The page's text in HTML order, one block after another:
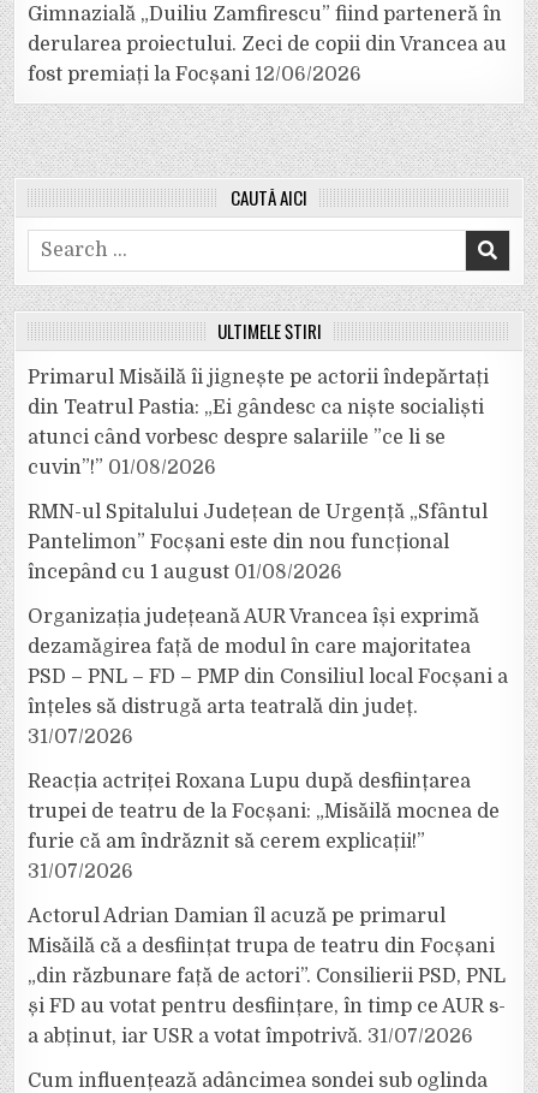
Gimnazială „Duiliu Zamfirescu” fiind parteneră în
derularea proiectului. Zeci de copii din Vrancea au
fost premiați la Focșani 12/06/2026
CAUTĂ AICI
Search
for:
ULTIMELE ȘTIRI
Primarul Misăilă îi jignește pe actorii îndepărtați
din Teatrul Pastia: „Ei gândesc ca niște socialiști
atunci când vorbesc despre salariile ”ce li se
cuvin”!” 01/08/2026
RMN-ul Spitalului Județean de Urgență „Sfântul
Pantelimon” Focșani este din nou funcțional
începând cu 1 august 01/08/2026
Organizația județeană AUR Vrancea își exprimă
dezamăgirea față de modul în care majoritatea
PSD – PNL – FD – PMP din Consiliul local Focșani a
înțeles să distrugă arta teatrală din județ.
31/07/2026
Reacția actriței Roxana Lupu după desființarea
trupei de teatru de la Focșani: „Misăilă mocnea de
furie că am îndrăznit să cerem explicații!”
31/07/2026
Actorul Adrian Damian îl acuză pe primarul
Misăilă că a desființat trupa de teatru din Focșani
„din răzbunare față de actori”. Consilierii PSD, PNL
și FD au votat pentru desființare, în timp ce AUR s-
a abținut, iar USR a votat împotrivă. 31/07/2026
Cum influențează adâncimea sondei sub oglinda